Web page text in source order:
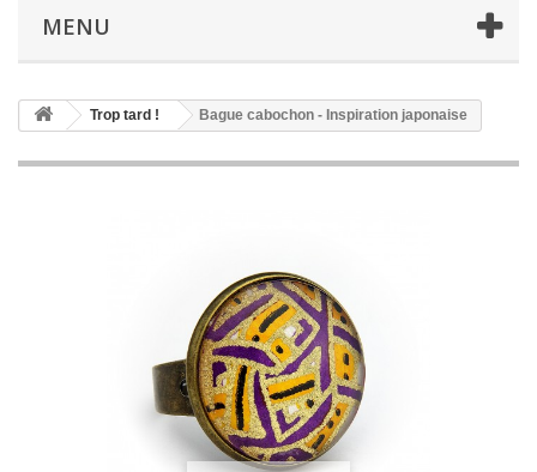
MENU
Trop tard ! Bague cabochon - Inspiration japonaise